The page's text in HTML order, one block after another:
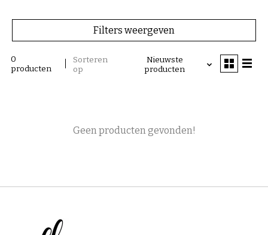
Filters weergeven
0
producten
Sorteren
op
Nieuwste
producten
Geen producten gevonden!